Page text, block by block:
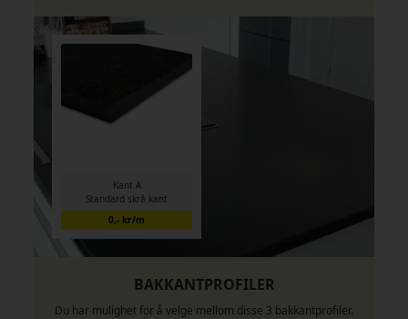
Kant A
Standard skrå kant
0,- kr/m
BAKKANTPROFILER
Du har mulighet for å velge mellom disse 3 bakkantprofiler.